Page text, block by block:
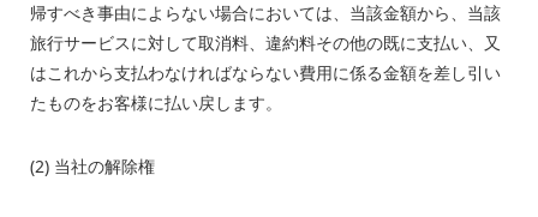
帰すべき事由によらない場合においては、当該金額から、当該
旅行サービスに対して取消料、違約料その他の既に支払い、又
はこれから支払わなければならない費用に係る金額を差し引い
たものをお客様に払い戻します。
(2) 当社の解除権